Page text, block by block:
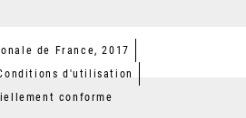
de France, 2017
d'utilisation
conforme